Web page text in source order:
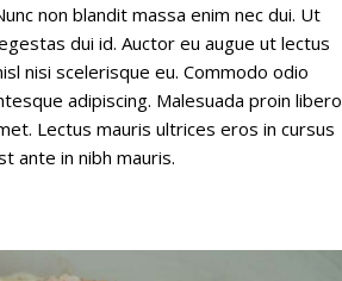
non blandit massa enim nec dui. Ut
dui id. Auctor eu augue ut lectus
nisi scelerisque eu. Commodo odio
adipiscing. Malesuada proin libero
Lectus mauris ultrices eros in cursus
ante in nibh mauris.